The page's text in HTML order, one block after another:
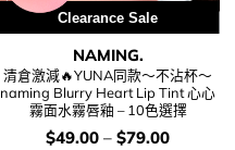
Clearance Sale
NAMING.
清倉激減🔥YUNA同款～不沾杯～
naming Blurry Heart Lip Tint 心心
霧面水霧唇釉 – 10色選擇
價
$49.00 – $79.00